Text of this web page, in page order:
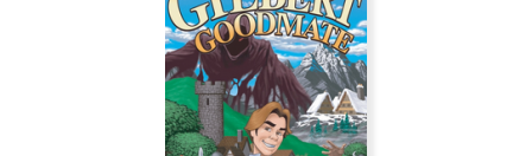
Breaking Wheel